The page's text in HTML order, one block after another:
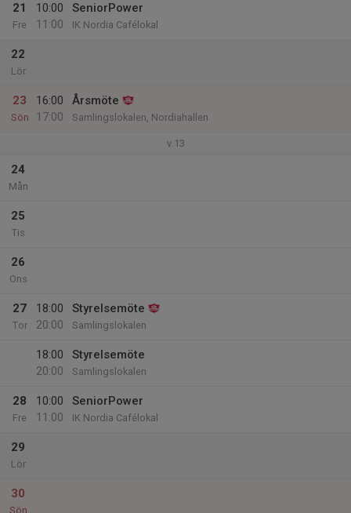
21
Fre
10:00
11:00
SeniorPower
IK Nordia Cafélokal
22
Lör
23
Sön
16:00
17:00
Årsmöte
Samlingslokalen, Nordiahallen
v.13
24
Mån
25
Tis
26
Ons
27
Tor
18:00
20:00
Styrelsemöte
Samlingslokalen
18:00
20:00
Styrelsemöte
Samlingslokalen
28
Fre
10:00
11:00
SeniorPower
IK Nordia Cafélokal
29
Lör
30
Sön